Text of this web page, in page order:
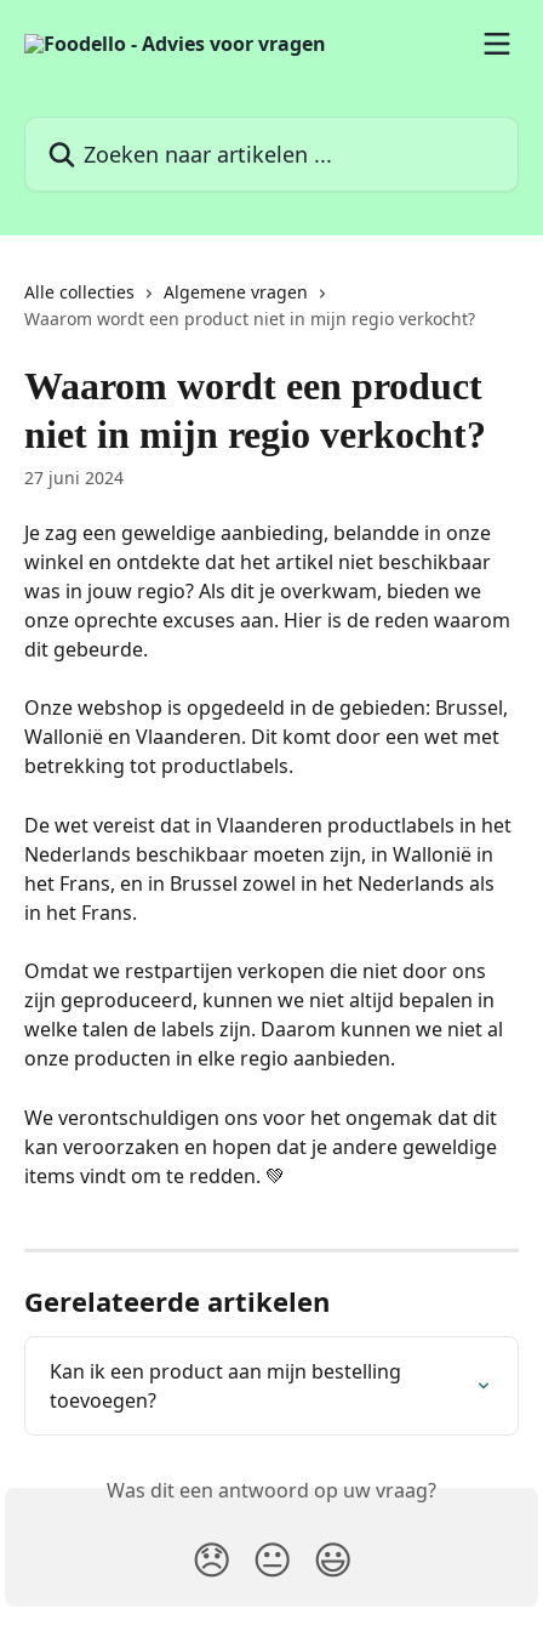
Alle collecties
Algemene vragen
Waarom wordt een product niet in mijn regio verkocht?
Waarom wordt een product
niet in mijn regio verkocht?
27 juni 2024
Je zag een geweldige aanbieding, belandde in onze
winkel en ontdekte dat het artikel niet beschikbaar
was in jouw regio? Als dit je overkwam, bieden we
onze oprechte excuses aan. Hier is de reden waarom
dit gebeurde.
Onze webshop is opgedeeld in de gebieden: Brussel,
Wallonië en Vlaanderen. Dit komt door een wet met
betrekking tot productlabels.
De wet vereist dat in Vlaanderen productlabels in het
Nederlands beschikbaar moeten zijn, in Wallonië in
het Frans, en in Brussel zowel in het Nederlands als
in het Frans.
Omdat we restpartijen verkopen die niet door ons
zijn geproduceerd, kunnen we niet altijd bepalen in
welke talen de labels zijn. Daarom kunnen we niet al
onze producten in elke regio aanbieden.
We verontschuldigen ons voor het ongemak dat dit
kan veroorzaken en hopen dat je andere geweldige
items vindt om te redden. 💚
Gerelateerde artikelen
Kan ik een product aan mijn bestelling
toevoegen?
Was dit een antwoord op uw vraag?
😞 😐 😃